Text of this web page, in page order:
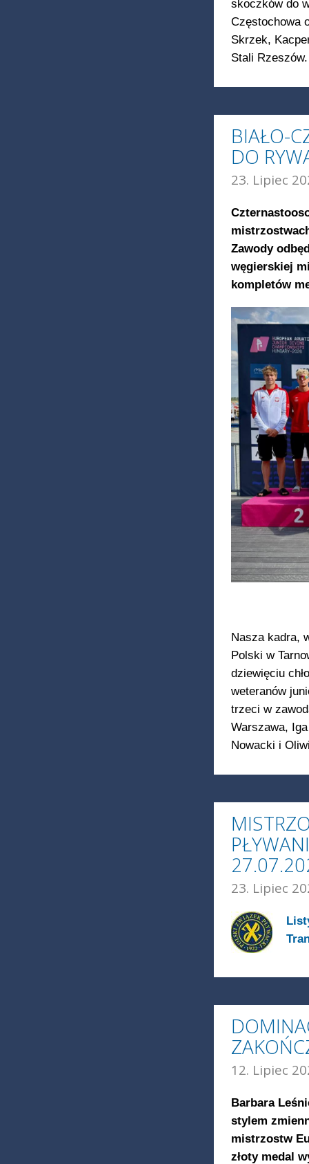
skoczków do
Częstochowa
Skrzek,
Stali Rzeszów.
BIAŁO-
DO
23. Lipiec
Zawody
węgierskiej
kompletów
Nasza kadra,
Polski w
dziewięciu
weteranów
trzeci w
Warszawa,
Nowacki i
23. Lipiec
12. Lipiec
Barbara
stylem
mistrzostw
złoty medal